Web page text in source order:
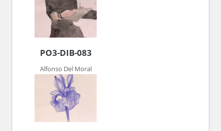
PO3-DIB-083
Alfonso Del Moral